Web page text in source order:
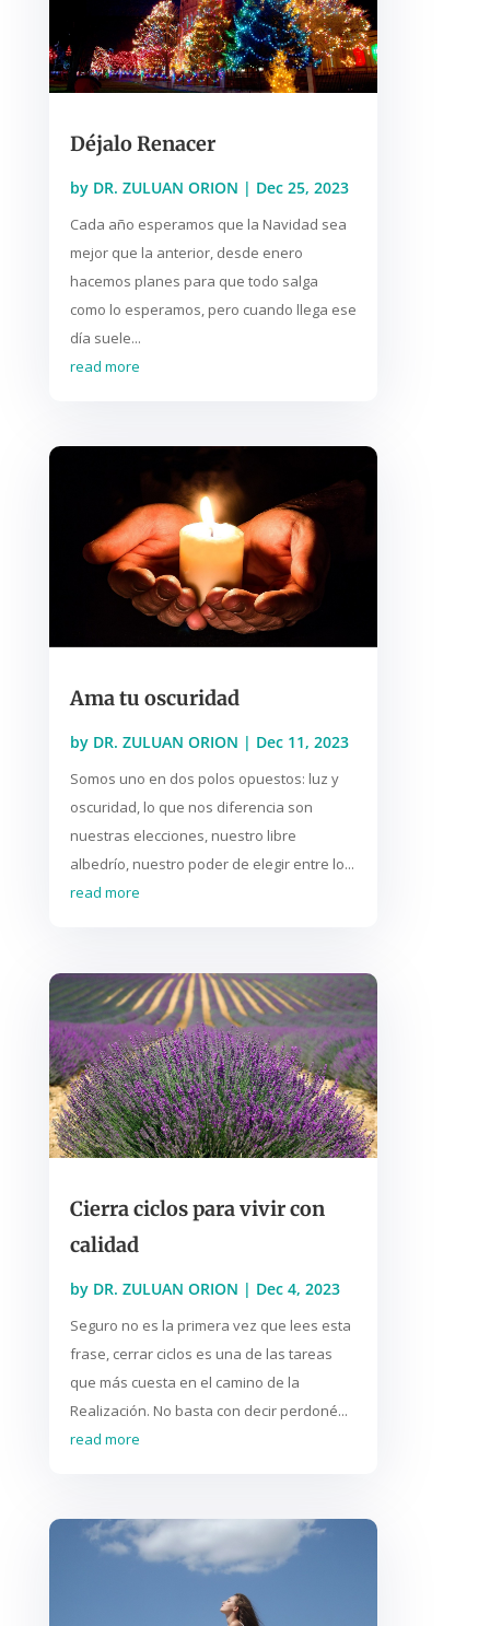
Déjalo Renacer
by DR. ZULUAN ORION | Dec 25, 2023
Cada año esperamos que la Navidad sea
mejor que la anterior, desde enero
hacemos planes para que todo salga
como lo esperamos, pero cuando llega ese
día suele...
read more
Ama tu oscuridad
by DR. ZULUAN ORION | Dec 11, 2023
Somos uno en dos polos opuestos: luz y
oscuridad, lo que nos diferencia son
nuestras elecciones, nuestro libre
albedrío, nuestro poder de elegir entre lo...
read more
Cierra ciclos para vivir con
calidad
by DR. ZULUAN ORION | Dec 4, 2023
Seguro no es la primera vez que lees esta
frase, cerrar ciclos es una de las tareas
que más cuesta en el camino de la
Realización. No basta con decir perdoné...
read more